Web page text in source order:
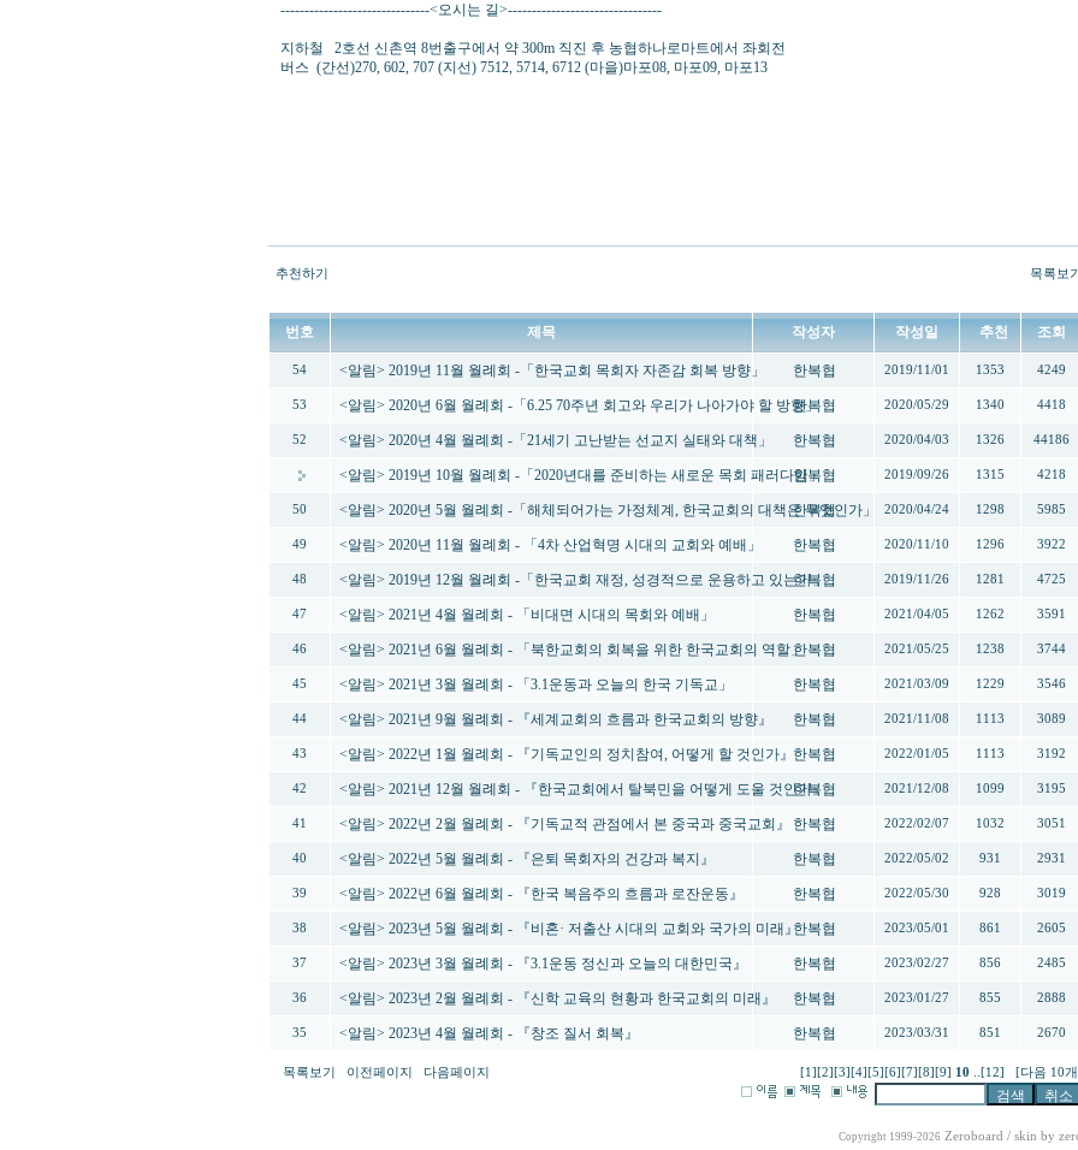
-------------------------------<오시는 길>--------------------------------
지하철 2호선 신촌역 8번출구에서 약 300m 직진 후 농협하나로마트에서 좌회전
버스 (간선)270, 602, 707 (지선) 7512, 5714, 6712 (마을)마포08, 마포09, 마포13
추천하기 목록보
번호 제목 작성자 작성일 추천 조회
54 <알림> 2019년 11월 월례회 -「한국교회 목회자 자존감 회복 방향」 한복협 2019/11/01 1353 4249
53 <알림> 2020년 6월 월례회 -「6.25 70주년 회고와 우리가 나아가야 할 방향」
한복협 2020/05/29 1340 4418
52 <알림> 2020년 4월 월례회 -「21세기 고난받는 선교지 실태와 대책」 한복협 2020/04/03 1326 44186
<알림> 2019년 10월 월례회 -「2020년대를 준비하는 새로운 목회 패러다임」
한복협 2019/09/26 1315 4218
50 <알림> 2020년 5월 월례회 -「해체되어가는 가정체계, 한국교회의 대책은 무엇인가」
한복협 2020/04/24 1298 5985
49 <알림> 2020년 11월 월례회 - 「4차 산업혁명 시대의 교회와 예배」 한복협 2020/11/10 1296 3922
48 <알림> 2019년 12월 월례회 -「한국교회 재정, 성경적으로 운용하고 있는가」
한복협 2019/11/26 1281 4725
47 <알림> 2021년 4월 월례회 - 「비대면 시대의 목회와 예배」 한복협 2021/04/05 1262 3591
46 <알림> 2021년 6월 월례회 - 「북한교회의 회복을 위한 한국교회의 역할」한복협 2021/05/25 1238 3744
45 <알림> 2021년 3월 월례회 - 「3.1운동과 오늘의 한국 기독교」 한복협 2021/03/09 1229 3546
44 <알림> 2021년 9월 월례회 - 『세계교회의 흐름과 한국교회의 방향』 한복협 2021/11/08 1113 3089
43 <알림> 2022년 1월 월례회 - 『기독교인의 정치참여, 어떻게 할 것인가』 한복협 2022/01/05 1113 3192
42 <알림> 2021년 12월 월례회 - 『한국교회에서 탈북민을 어떻게 도울 것인가』
한복협 2021/12/08 1099 3195
41 <알림> 2022년 2월 월례회 - 『기독교적 관점에서 본 중국과 중국교회』 한복협 2022/02/07 1032 3051
40 <알림> 2022년 5월 월례회 - 『은퇴 목회자의 건강과 복지』 한복협 2022/05/02 931 2931
39 <알림> 2022년 6월 월례회 - 『한국 복음주의 흐름과 로잔운동』 한복협 2022/05/30 928 3019
38 <알림> 2023년 5월 월례회 - 『비혼· 저출산 시대의 교회와 국가의 미래』한복협 2023/05/01 861 2605
37 <알림> 2023년 3월 월례회 - 『3.1운동 정신과 오늘의 대한민국』 한복협 2023/02/27 856 2485
36 <알림> 2023년 2월 월례회 - 『신학 교육의 현황과 한국교회의 미래』 한복협 2023/01/27 855 2888
35 <알림> 2023년 4월 월례회 - 『창조 질서 회복』 한복협 2023/03/31 851 2670
목록보기 이전페이지 다음페이지 [1] [2] [3] [4] [5] [6] [7] [8] [9] 10 [12] [다음 10
Copyright 1999-2026 Zeroboard / skin by